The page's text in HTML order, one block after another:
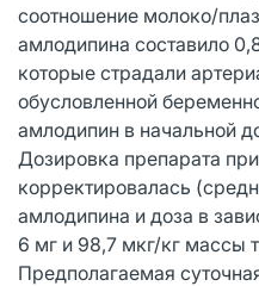
соотношение молоко/
амлодипина составило
которые страдали
обусловленной
амлодипин в начальной
Дозировка препарата
корректировалась
амлодипина и доза в
6 мг и 98,7 мкг/кг массы
Предполагаемая